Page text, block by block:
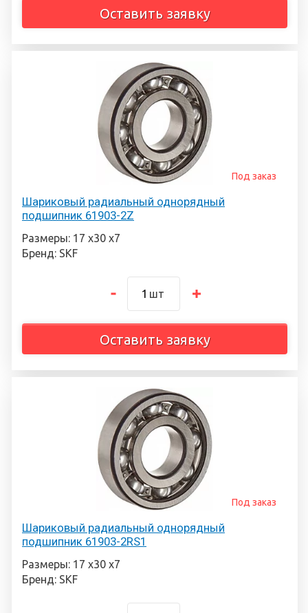
Оставить заявку
Шариковый радиальный однорядный
подшипник 61903-2Z
Под заказ
Размеры: 17 х30 х7
Бренд: SKF
шт
Оставить заявку
Шариковый радиальный однорядный
подшипник 61903-2RS1
Под заказ
Размеры: 17 х30 х7
Бренд: SKF